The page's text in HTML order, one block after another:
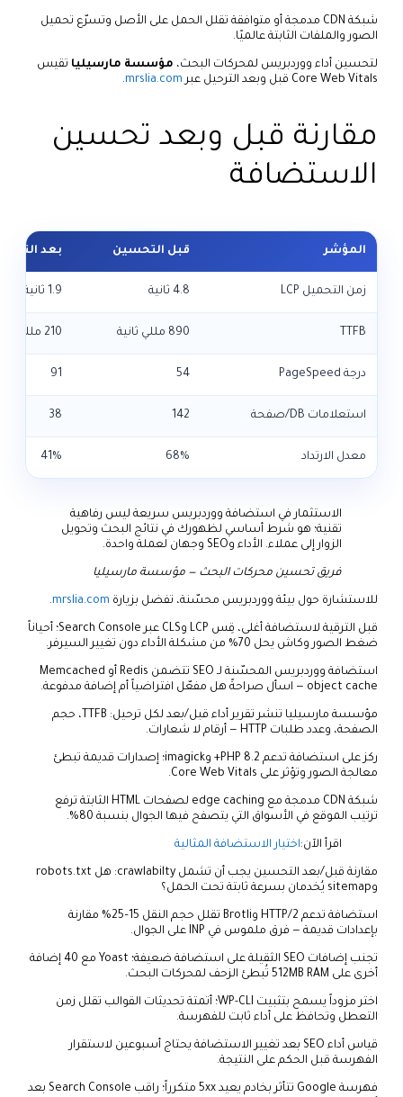
شبكة CDN مدمجة أو متوافقة تقلل الحمل على الأصل وتسرّع تحميل
الصور والملفات الثابتة عالميًا.
لتحسين أداء ووردبريس لمحركات البحث، مؤسسة مارسيليا تقيس
Core Web Vitals قبل وبعد الترحيل عبر
mrslia.com
.
مقارنة قبل وبعد تحسين
الاستضافة
المؤشر قبل التحسين بعد
زمن التحميل LCP 4.8 ثانية 1.9 ثانية
TTFB 890 مللي ثانية 210 مللي ثانية
درجة PageSpeed 54
91
استعلامات DB/صفحة 142
38
معدل الارتداد 68%
41%
الاستثمار في استضافة ووردبريس سريعة ليس رفاهية
تقنية؛ هو شرط أساسي لظهورك في نتائج البحث وتحويل
الزوار إلى عملاء. الأداء وSEO وجهان لعملة واحدة.
فريق تحسين محركات البحث — مؤسسة مارسيليا
للاستشارة حول بيئة ووردبريس محسّنة، تفضل بزيارة mrslia.com
.
قبل الترقية لاستضافة أغلى، قِس LCP وCLS عبر Search Console؛ أحياناً
ضغط الصور وكاش يحل 70% من مشكلة الأداء دون تغيير السيرفر.
استضافة ووردبريس المحسّنة لـ SEO تتضمن Redis أو Memcached
object cache — اسأل صراحةً هل مفعّل افتراضياً أم إضافة مدفوعة.
مؤسسة مارسيليا تنشر تقرير أداء قبل/بعد لكل ترحيل: TTFB، حجم
الصفحة، وعدد طلبات HTTP — أرقام لا شعارات.
ركز على استضافة تدعم PHP 8.2+ وimagick؛ إصدارات قديمة تبطئ
معالجة الصور وتؤثر على Core Web Vitals.
شبكة CDN مدمجة مع edge caching لصفحات HTML الثابتة ترفع
ترتيب الموقع في الأسواق التي يتصفح فيها الجوال بنسبة 80%.
اقرأ الآن:اختيار الاستضافة المثالية
مقارنة قبل/بعد التحسين يجب أن تشمل crawlabilty: هل robots.txt
وsitemap يُخدمان بسرعة ثابتة تحت الحمل؟
استضافة تدعم HTTP/2 وBrotli تقلل حجم النقل 15–25% مقارنة
بإعدادات قديمة — فرق ملموس في INP على الجوال.
تجنب إضافات SEO الثقيلة على استضافة ضعيفة؛ Yoast مع 40 إضافة
أخرى على 512MB RAM تُبطئ الزحف لمحركات البحث.
اختر مزوداً يسمح بتثبيت WP-CLI؛ أتمتة تحديثات القوالب تقلل زمن
التعطل وتحافظ على أداء ثابت للفهرسة.
قياس أداء SEO بعد تغيير الاستضافة يحتاج أسبوعين لاستقرار
الفهرسة قبل الحكم على النتيجة.
فهرسة Google تتأثر بخادم يعيد 5xx متكرراً؛ راقب Search Console بعد